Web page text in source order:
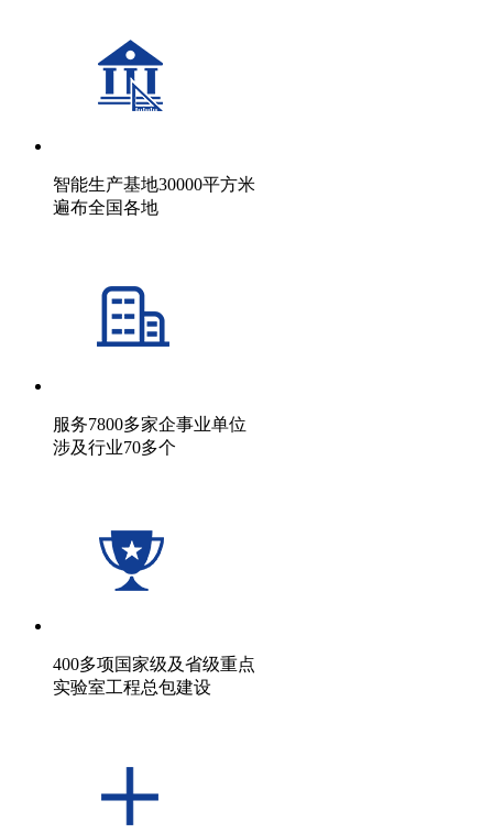
智能生产基地30000平方米
遍布全国各地
服务7800多家企事业单位
涉及行业70多个
400多项国家级及省级重点
实验室工程总包建设